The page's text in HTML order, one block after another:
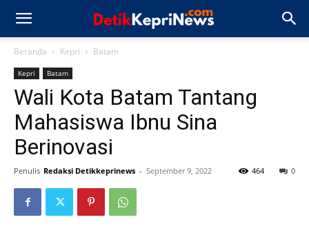
Beranda Kepri Batam
Kepri Batam
Wali Kota Batam Tantang
Mahasiswa Ibnu Sina
Berinovasi
Penulis Redaksi Detikkeprinews - September 9, 2022 0
464